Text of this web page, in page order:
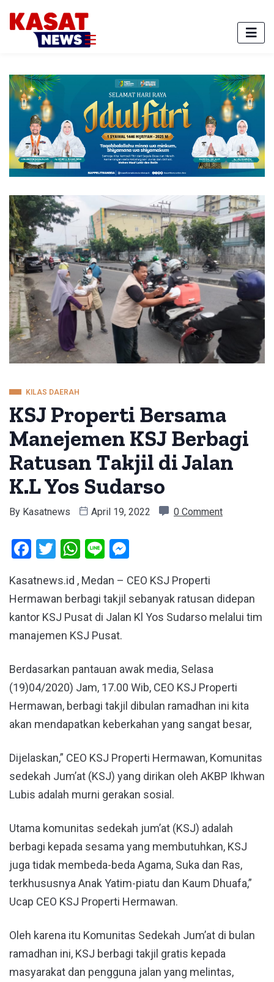
KILAS DAERAH
KSJ Properti Bersama
Manejemen KSJ Berbagi
Ratusan Takjil di Jalan
K.L Yos Sudarso
By Kasatnews April 19, 2022 0 Comment
Facebook
Twitter
WhatsApp
Line
Kasatnews.id , Medan – CEO KSJ Properti
Hermawan berbagi takjil sebanyak ratusan didepan
kantor KSJ Pusat di Jalan Kl Yos Sudarso melalui tim
manajemen KSJ Pusat.
Berdasarkan pantauan awak media, Selasa
(19)04/2020) Jam, 17.00 Wib, CEO KSJ Properti
Hermawan, berbagi takjil dibulan ramadhan ini kita
akan mendapatkan keberkahan yang sangat besar,
Dijelaskan,” CEO KSJ Properti Hermawan, Komunitas
sedekah Jum’at (KSJ) yang dirikan oleh AKBP Ikhwan
Lubis adalah murni gerakan sosial.
Utama komunitas sedekah jum’at (KSJ) adalah
berbagi kepada sesama yang membutuhkan, KSJ
juga tidak membeda-beda Agama, Suka dan Ras,
terkhususnya Anak Yatim-piatu dan Kaum Dhuafa,”
Ucap CEO KSJ Properti Hermawan.
Oleh karena itu Komunitas Sedekah Jum’at di bulan
ramadhan ini, KSJ berbagi takjil gratis kepada
masyarakat dan pengguna jalan yang melintas,